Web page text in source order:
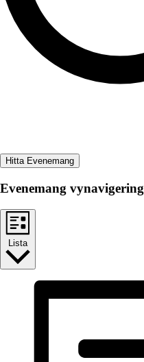
Hitta Evenemang
Evenemang vynavigering
Lista